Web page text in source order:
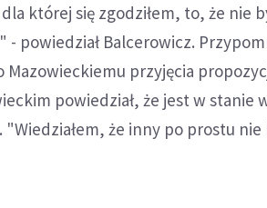
której się zgodziłem, to, że nie
powiedział Balcerowicz.
przyjęcia
powiedział, że jest w stanie
że inny po prostu